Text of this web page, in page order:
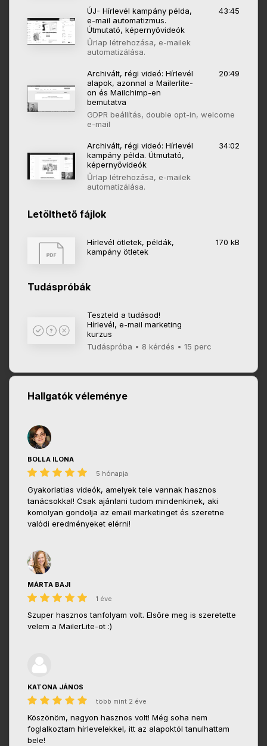
ÚJ- Hírlevél kampány példa,
e-mail automatizmus.
Útmutató, képernyővideók
43:45
Űrlap létrehozása, e-mailek
automatizálása.
Archivált, régi videó: Hírlevél
alapok, azonnal a Mailerlite-
on és Mailchimp-en
bemutatva
20:49
GDPR beállítás, double opt-in, welcome
e-mail
Archivált, régi videó: Hírlevél
kampány példa. Útmutató,
képernyővideók
34:02
Űrlap létrehozása, e-mailek
automatizálása.
Letölthető fájlok
Hírlevél ötletek, példák,
kampány ötletek
170 kB
Tudáspróbák
Teszteld a tudásod!
Hírlevél, e-mail marketing
kurzus
Tudáspróba • 8 kérdés • 15 perc
Hallgatók véleménye
BOLLA ILONA
5 hónapja
Gyakorlatias videók, amelyek tele vannak hasznos
tanácsokkal! Csak ajánlani tudom mindenkinek, aki
komolyan gondolja az email marketinget és szeretne
valódi eredményeket elérni!
MÁRTA BAJI
1 éve
Szuper hasznos tanfolyam volt. Elsőre meg is szeretette
velem a MailerLite-ot :)
KATONA JÁNOS
több mint 2 éve
Köszönöm, nagyon hasznos volt! Még soha nem
foglalkoztam hírlevelekkel, itt az alapoktól tanulhattam
bele!